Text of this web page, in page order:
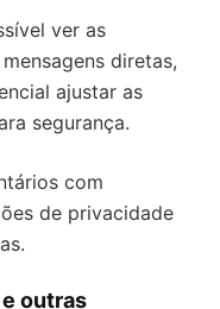
ver as
diretas,
ajustar as
segurança.
com
de privacidade
outras